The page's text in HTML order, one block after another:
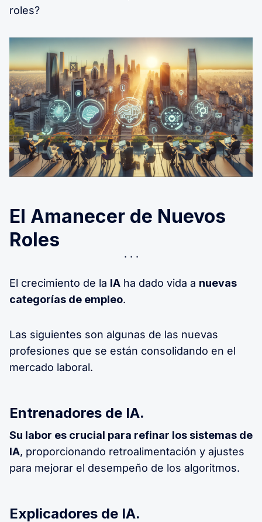
roles?
El Amanecer de Nuevos
Roles
El crecimiento de la IA ha dado vida a nuevas
categorías de empleo.
Las siguientes son algunas de las nuevas
profesiones que se están consolidando en el
mercado laboral.
Entrenadores de IA.
Su labor es crucial para refinar los sistemas de
IA, proporcionando retroalimentación y ajustes
para mejorar el desempeño de los algoritmos.
Explicadores de IA.